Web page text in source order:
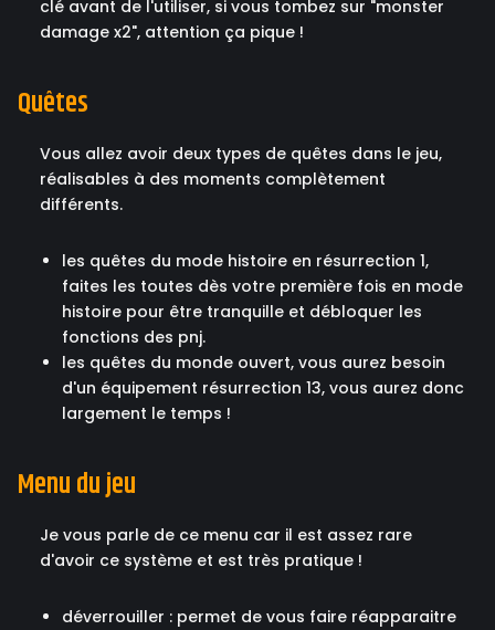
clé avant de l'utiliser, si vous tombez sur "monster
damage x2", attention ça pique !
Quêtes
Vous allez avoir deux types de quêtes dans le jeu,
réalisables à des moments complètement
différents.
les quêtes du mode histoire en résurrection 1,
faites les toutes dès votre première fois en mode
histoire pour être tranquille et débloquer les
fonctions des pnj.
les quêtes du monde ouvert, vous aurez besoin
d'un équipement résurrection 13, vous aurez donc
largement le temps !
Menu du jeu
Je vous parle de ce menu car il est assez rare
d'avoir ce système et est très pratique !
déverrouiller : permet de vous faire réapparaitre